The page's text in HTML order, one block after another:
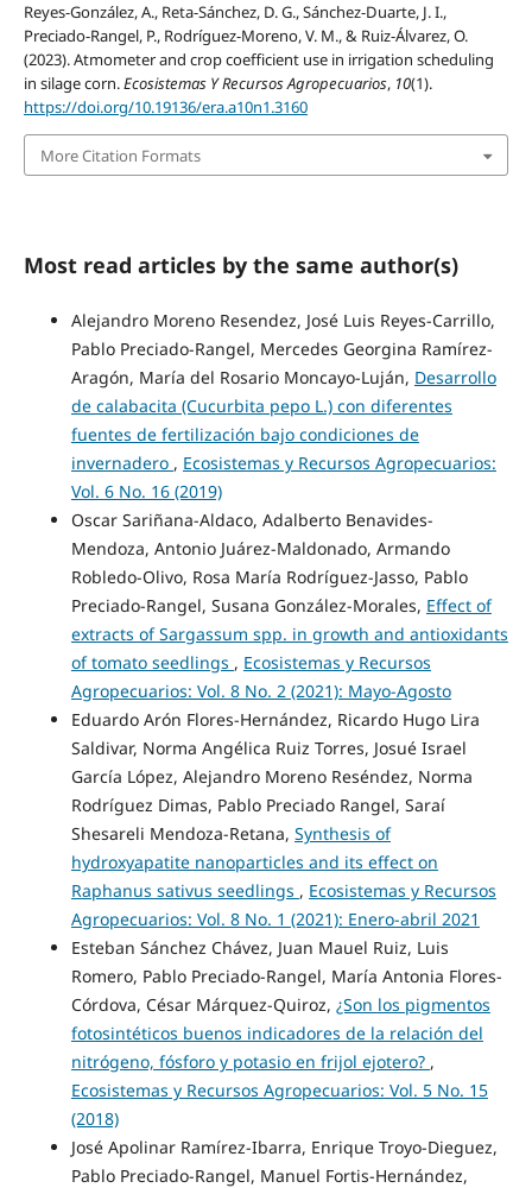
Reyes-González, A., Reta-Sánchez, D. G., Sánchez-Duarte, J. I.,
Preciado-Rangel, P., Rodríguez-Moreno, V. M., & Ruiz-Álvarez, O.
(2023). Atmometer and crop coefficient use in irrigation scheduling
in silage corn.Ecosistemas Y Recursos Agropecuarios, 10(1).
https://doi.org/10.19136/era.a10n1.3160
More Citation Formats
Most read articles by the same author(s)
Alejandro Moreno Resendez, José Luis Reyes-Carrillo,
Pablo Preciado-Rangel, Mercedes Georgina Ramírez-
Aragón, María del Rosario Moncayo-Luján, Desarrollo
de calabacita (Cucurbita pepo L.) con diferentes
fuentes de fertilización bajo condiciones de
invernadero , Ecosistemas y Recursos Agropecuarios:
Vol. 6 No. 16 (2019)
Oscar Sariñana-Aldaco, Adalberto Benavides-
Mendoza, Antonio Juárez-Maldonado, Armando
Robledo-Olivo, Rosa María Rodríguez-Jasso, Pablo
Preciado-Rangel, Susana González-Morales, Effect of
extracts of Sargassum spp. in growth and antioxidants
of tomato seedlings , Ecosistemas y Recursos
Agropecuarios: Vol. 8 No. 2 (2021): Mayo-Agosto
Eduardo Arón Flores-Hernández, Ricardo Hugo Lira
Saldivar, Norma Angélica Ruiz Torres, Josué Israel
García López, Alejandro Moreno Reséndez, Norma
Rodríguez Dimas, Pablo Preciado Rangel, Saraí
Shesareli Mendoza-Retana, Synthesis of
hydroxyapatite nanoparticles and its effect on
Raphanus sativus seedlings , Ecosistemas y Recursos
Agropecuarios: Vol. 8 No. 1 (2021): Enero-abril 2021
Esteban Sánchez Chávez, Juan Mauel Ruiz, Luis
Romero, Pablo Preciado-Rangel, María Antonia Flores-
Córdova, César Márquez-Quiroz, ¿Son los pigmentos
fotosintéticos buenos indicadores de la relación del
nitrógeno, fósforo y potasio en frijol ejotero? ,
Ecosistemas y Recursos Agropecuarios: Vol. 5 No. 15
(2018)
José Apolinar Ramírez-Ibarra, Enrique Troyo-Dieguez,
Pablo Preciado-Rangel, Manuel Fortis-Hernández,